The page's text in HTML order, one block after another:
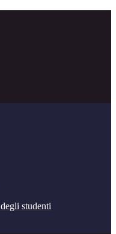
studenti